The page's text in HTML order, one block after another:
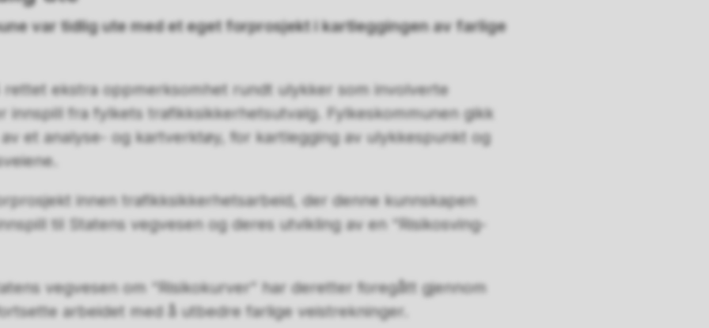
var tidlig ute med et eget forprosjekt i kartleggingen av farlige
rettet ekstra oppmerksomhet rundt ulykker som involverte
innspill fra fylkets trafikksikkerhetsutvalg. Fylkeskommunen gikk
et analyse- og kartverktøy, for kartlegging av ulykkespunkt og
innen trafikksikkerhetsarbeid, der denne kunnskapen
til Statens vegvesen og deres utvikling av en “Risikosving-
vegvesen om “Risikokurver” har deretter foregått gjennom
arbeidet med å utbedre farlige veistrekninger.